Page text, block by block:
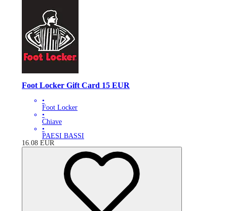
Foot Locker Gift Card 15 EUR
•
Foot Locker
•
Chiave
•
PAESI BASSI
16.08 EUR